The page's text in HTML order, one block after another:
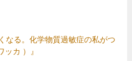
なる。化学物質過敏症の私がつ
ッカ ）』